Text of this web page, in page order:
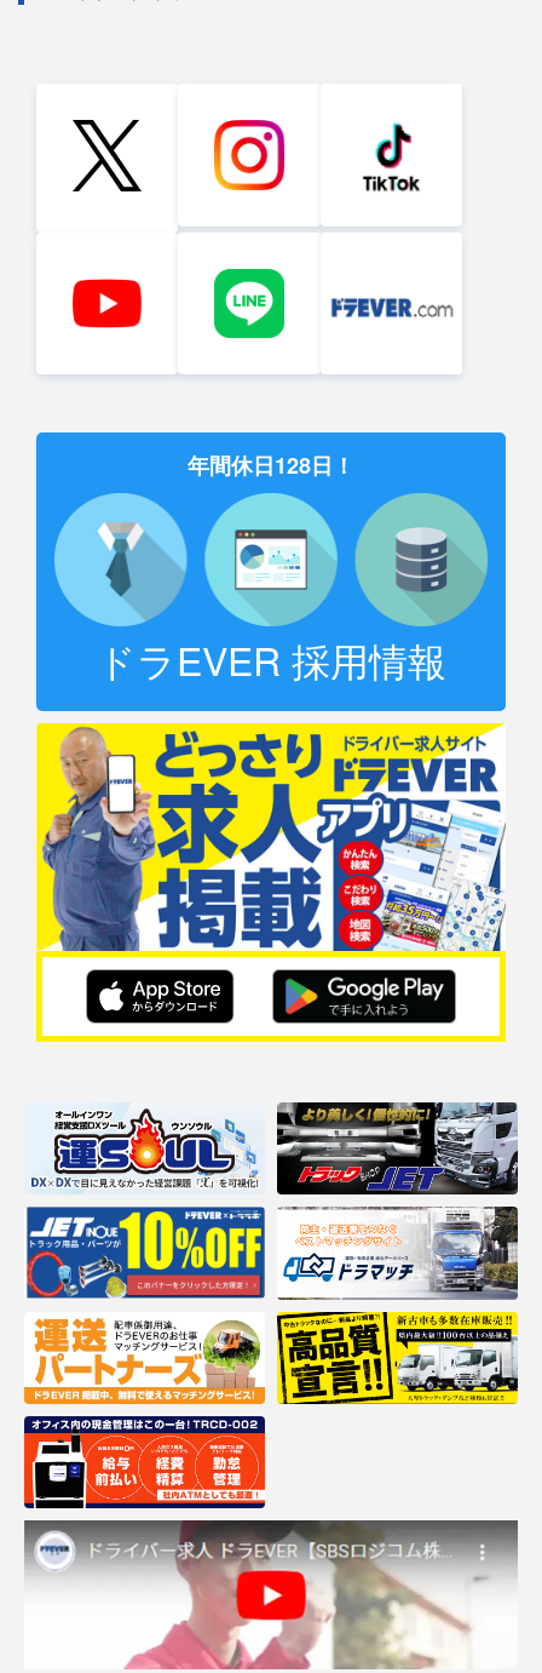
年間休日128日！
ドラEVER 採用情報